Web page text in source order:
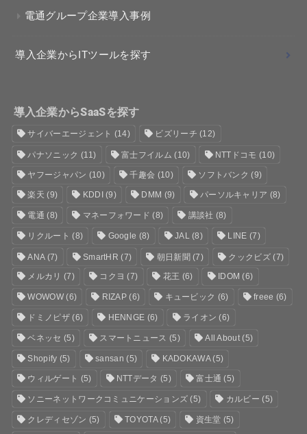
電通グループ企業導入事例
導入企業からITツールを探す
導入企業からSaaSを探す
サイバーエージェント (14) ビズリーチ (12)
パナソニック (11) 富士フイルム (10) NTTドコモ (10)
ヤフージャパン (10) 千趣会 (10) ソフトバンク (9)
楽天 (9) KDDI (9) DMM (9) パーソルキャリア (8)
電通 (8) マネーフォワード (8) 講談社 (8)
リクルート (8) Google (8) JAL(8) LINE (7)
ANA(7) SmartHR (7) 朝日新聞(7) クックビズ(7)
メルカリ (7) コクヨ (7) 花王 (6) IDOM (6)
WOWOW(6) RIZAP (6) キュービック (6) freee (6)
ドミノピザ(6) HENNGE (6) ライオン (6)
ベネッセ (5) スマートニュース (5) All About(5)
Shopify (5) sansan (5) KADOKAWA(5)
ウィルゲート (5) NTTデータ (5) 富士通 (5)
ソニーネットワークコミュニケーションズ (5) カルビー (5)
クレディセゾン (5) TOYOTA(5) 資生堂 (5)